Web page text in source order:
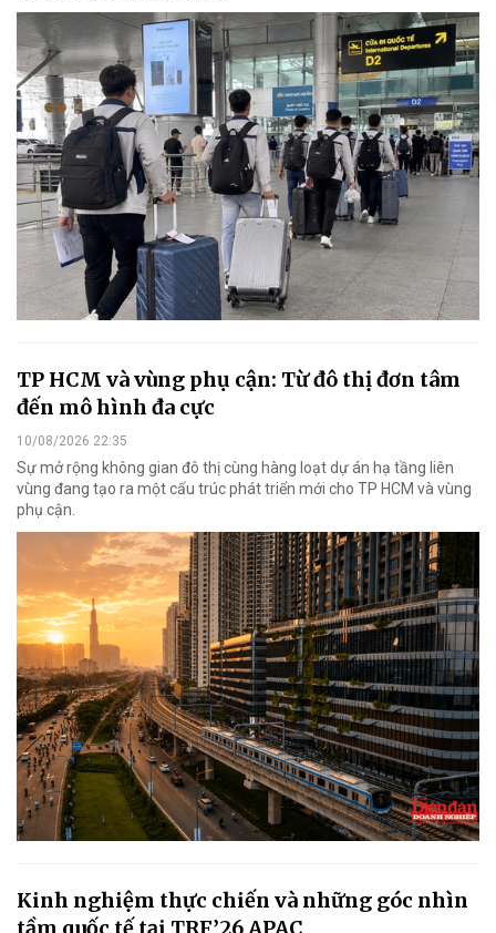
TP HCM và vùng phụ cận: Từ đô thị đơn tâm
đến mô hình đa cực
10/08/2026 22:35
Sự mở rộng không gian đô thị cùng hàng loạt dự án hạ tầng liên
vùng đang tạo ra một cấu trúc phát triển mới cho TP HCM và vùng
phụ cận.
Kinh nghiệm thực chiến và những góc nhìn